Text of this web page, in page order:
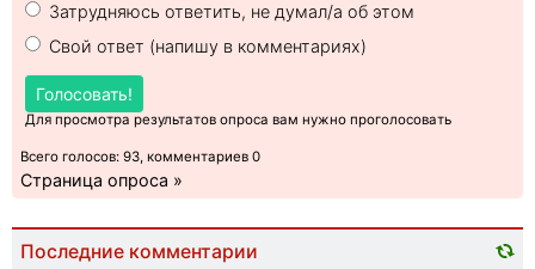
Затрудняюсь ответить, не думал/а об этом
Свой ответ (напишу в комментариях)
Голосовать!
Для просмотра результатов опроса вам нужно проголосовать
Всего голосов: 93, комментариев 0
Страница опроса »
Последние комментарии